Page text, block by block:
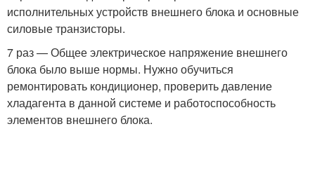
исполнительных устройств внешнего блока и основные
силовые транзисторы.
7 раз — Общее электрическое напряжение внешнего
блока было выше нормы. Нужно обучиться
ремонтировать кондиционер, проверить давление
хладагента в данной системе и работоспособность
элементов внешнего блока.